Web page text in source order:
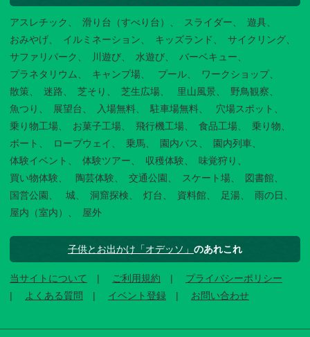
アスレチック 滑り台（すべり台） スライダー
遊具
おみやげ
イルミネーション キッズランド
サイクリング
サファリパーク
川遊び 水遊び
バーベキュー
プラネタリウム
キャンプ場 プール
ワークショップ
散策
迷路 芝そり 芝生広場 里山風景
野鳥観察
魚つり
展望台 入場無料 駐車場無料
穴場スポット
乗り物工場
お菓子工場 飛行機工場 食品工場
乗り物
ボート
ロープウェイ 乗馬 園内バス
園内列車
体験イベント
体験ツアー 収穫体験
味覚狩り
買い物体験
陶芸体験 交通公園 スケート場
図書館
国営公園
城 洞窟探検 灯台 資料館 足湯
雨の日
屋内（室内）
屋外
子供とお出かけ「オデッソ」 のあれこれ
当サイトについて ご利用規約
プライバシーポリシー
よくある質問
イベント登録 お問い合わせ